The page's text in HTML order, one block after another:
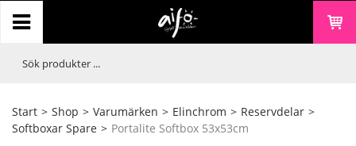
Start > Shop > Varumärken > Elinchrom > Reservdelar >
Softboxar Spare > Portalite Softbox 53x53cm